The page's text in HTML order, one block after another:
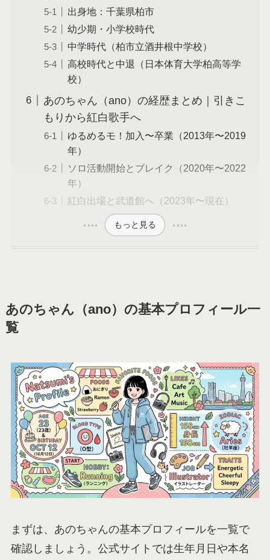
出身地：千葉県柏市
幼少期・小学校時代
中学時代（柏市立酒井根中学校）
高校時代と中退（日本体育大学柏高等学
校）
あのちゃん（ano）の経歴まとめ｜引きこ
もりから紅白歌手へ
ゆるめるモ！加入〜卒業（2013年〜2019
年）
ソロ活動開始とブレイク（2020年〜2022
年）
紅白出場と武道館へ（2023年〜現在）
もっと見る
あのちゃん（ano）の基本プロフィール一
覧
まずは、あのちゃんの基本プロフィールを一覧で
確認しましょう。公式サイトでは生年月日や本名